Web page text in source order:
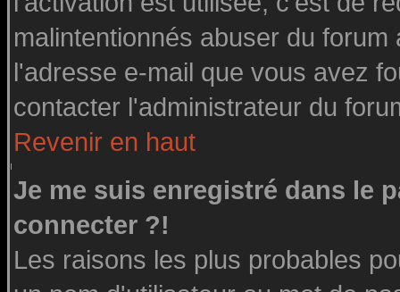
malintentionnés abuser du
l'adresse e-mail que vous avez
contacter l'administrateur du
Revenir en haut
Je me suis enregistré dans le
connecter ?!
Les raisons les plus probables